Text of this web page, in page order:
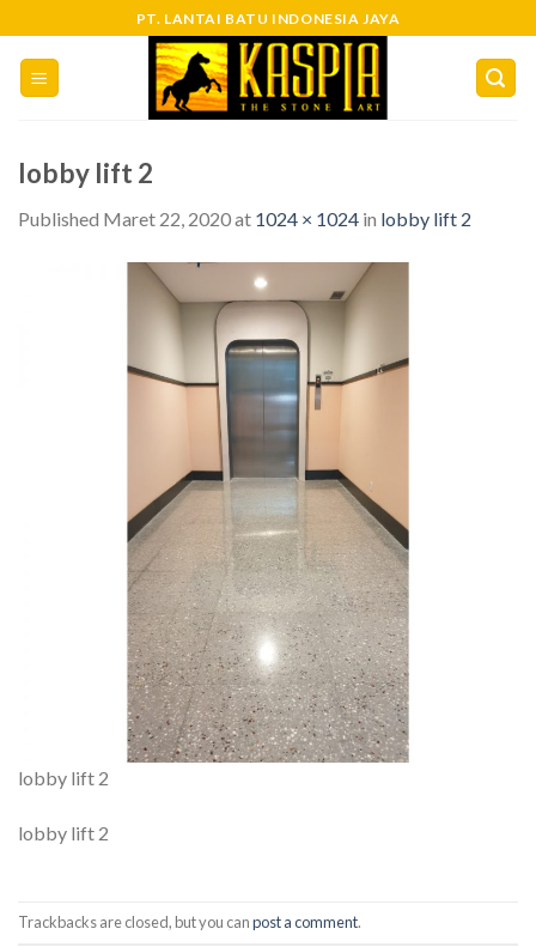
content
PT. LANTAI BATU INDONESIA JAYA
lobby lift 2
Published Maret 22, 2020at 1024 × 1024 in lobby lift 2
lobby lift 2
lobby lift 2
Trackbacks are closed, but you canpost a comment.